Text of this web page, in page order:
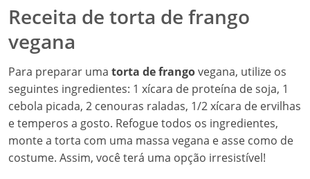
Receita de torta de frango
vegana
Para preparar uma torta de frangovegana, utilize os
seguintes ingredientes: 1 xícara de proteína de soja, 1
cebola picada, 2 cenouras raladas, 1/2 xícara de ervilhas
e temperos a gosto. Refogue todos os ingredientes,
monte a torta com uma massa vegana e asse como de
costume. Assim, você terá uma opção irresistível!